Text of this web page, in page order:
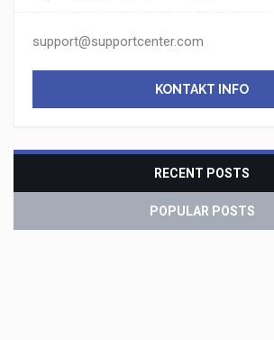
support@supportcenter.com
KONTAKT INFO
RECENT POSTS
POPULAR POSTS